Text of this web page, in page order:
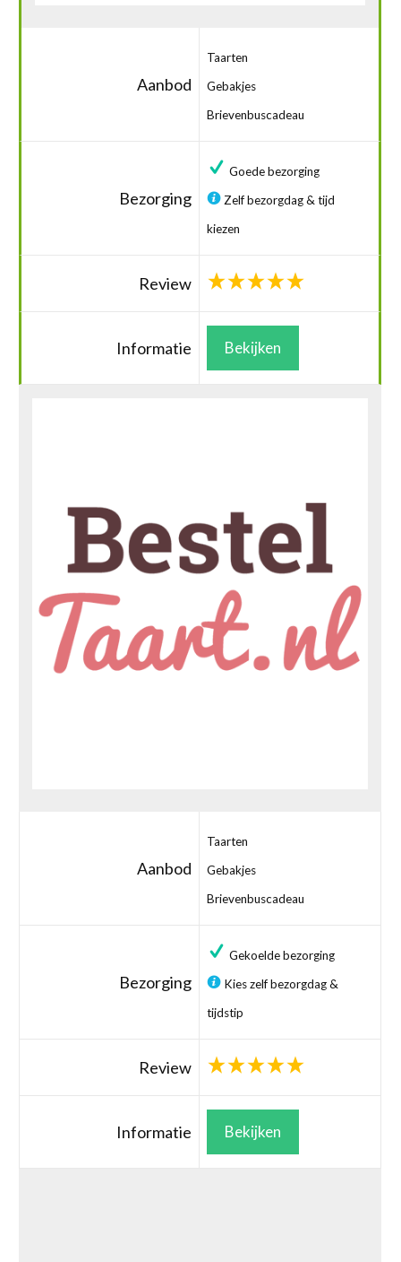
Aanbod
Taarten
Gebakjes
Brievenbuscadeau
Bezorging
Goede bezorging
Zelf bezorgdag & tijd
kiezen
Review
Informatie Bekijken
Aanbod
Taarten
Gebakjes
Brievenbuscadeau
Bezorging
Gekoelde bezorging
Kies zelf bezorgdag &
tijdstip
Review
Informatie Bekijken